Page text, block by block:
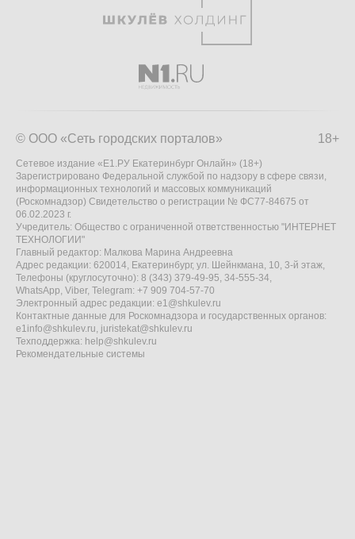
18+
© ООО «Сеть городских порталов»
Сетевое издание «Е1.РУ Екатеринбург Онлайн» (18+)
Зарегистрировано Федеральной службой по надзору в сфере связи,
информационных технологий и массовых коммуникаций
(Роскомнадзор) Свидетельство о регистрации № ФС77-84675 от
06.02.2023 г.
Учредитель: Общество с ограниченной ответственностью "ИНТЕРНЕТ
ТЕХНОЛОГИИ"
Главный редактор: Малкова Марина Андреевна
Адрес редакции: 620014, Екатеринбург, ул. Шейнкмана, 10, 3-й этаж,
Телефоны (круглосуточно): 8 (343) 379-49-95, 34-555-34,
WhatsApp, Viber, Telegram: +7 909 704-57-70
Электронный адрес редакции: e1@shkulev.ru
Контактные данные для Роскомнадзора и государственных органов:
e1info@shkulev.ru, juristekat@shkulev.ru
Техподдержка: help@shkulev.ru
Рекомендательные системы